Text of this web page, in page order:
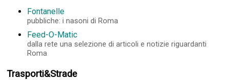
Fontanelle
pubbliche: i nasoni di Roma
Feed-O-Matic
dalla rete una selezione di articoli e notizie riguardanti
Roma
Trasporti&Strade